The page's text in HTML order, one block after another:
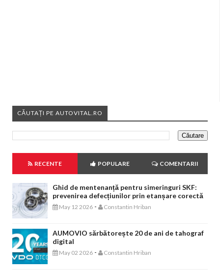
CĂUTAȚI PE AUTOVITAL.RO
RECENTE POPULARE COMENTARII
Ghid de mentenanță pentru simeringuri SKF:
prevenirea defecțiunilor prin etanșare corectă
May 12 2026 - Constantin Hriban
AUMOVIO sărbătorește 20 de ani de tahograf
digital
May 02 2026 - Constantin Hriban